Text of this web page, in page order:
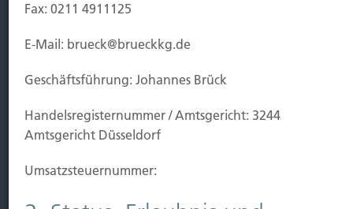
Leistung
Leben
Sichern
Immobilien Vers.
Baubeginn
Fax: 0211 4911125
E-Mail: brueck@brueckkg.de
Geschäftsführung: Johannes Brück
Handels­registernummer / Amtsgericht: 3244
Amtsgericht Düsseldorf
Umsatzsteuer­nummer: